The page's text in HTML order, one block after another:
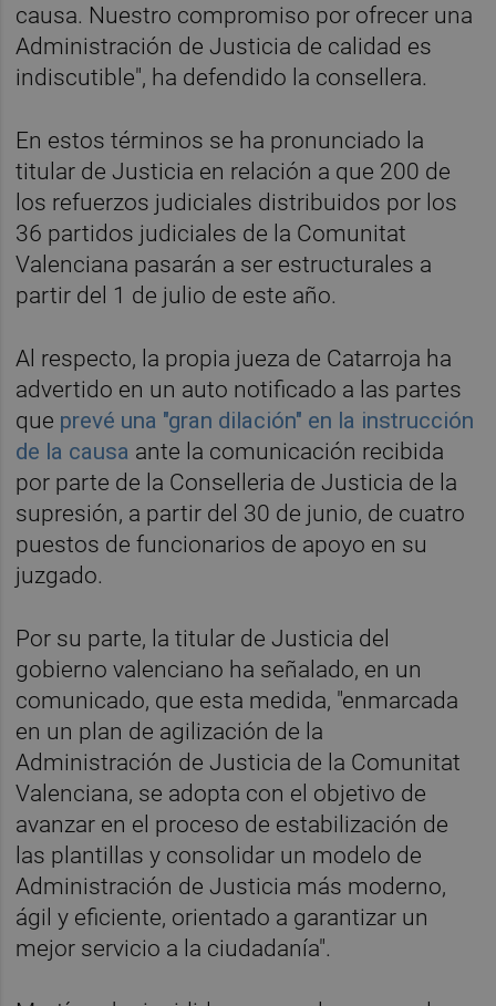
causa. Nuestro compromiso por ofrecer una
Administración de Justicia de calidad es
indiscutible", ha defendido la consellera.
En estos términos se ha pronunciado la
titular de Justicia en relación a que 200 de
los refuerzos judiciales distribuidos por los
36 partidos judiciales de la Comunitat
Valenciana pasarán a ser estructurales a
partir del 1 de julio de este año.
Al respecto, la propia jueza de Catarroja ha
advertido en un auto notificado a las partes
que prevé una "gran dilación" en la instrucción
de la causa ante la comunicación recibida
por parte de la Conselleria de Justicia de la
supresión, a partir del 30 de junio, de cuatro
puestos de funcionarios de apoyo en su
juzgado.
Por su parte, la titular de Justicia del
gobierno valenciano ha señalado, en un
comunicado, que esta medida, "enmarcada
en un plan de agilización de la
Administración de Justicia de la Comunitat
Valenciana, se adopta con el objetivo de
avanzar en el proceso de estabilización de
las plantillas y consolidar un modelo de
Administración de Justicia más moderno,
ágil y eficiente, orientado a garantizar un
mejor servicio a la ciudadanía".